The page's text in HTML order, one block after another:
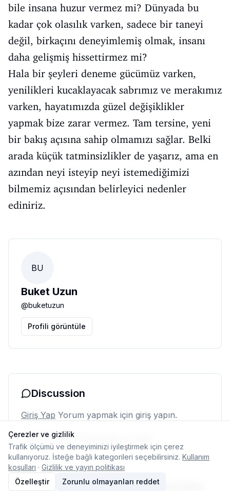
bile insana huzur vermez mi? Dünyada bu
kadar çok olasılık varken, sadece bir taneyi
değil, birkaçını deneyimlemiş olmak, insanı
daha gelişmiş hissettirmez mi?
Hala bir şeyleri deneme gücümüz varken,
yenilikleri kucaklayacak sabrımız ve merakımız
varken, hayatımızda güzel değişiklikler
yapmak bize zarar vermez. Tam tersine, yeni
bir bakış açısına sahip olmamızı sağlar. Belki
arada küçük tatminsizlikler de yaşarız, ama en
azından neyi isteyip neyi istemediğimizi
bilmemiz açısından belirleyici nedenler
ediniriz.
BU
Buket Uzun
@buketuzun
Profili görüntüle
Discussion
Giriş Yap Yorum yapmak için giriş yapın.
Henüz yorum yok. İlk yorumu siz yapın.
© 2026 TypelishAna SayfaEkipİletişimÇerez ayarları
Çerezler ve gizlilik
Trafik ölçümü ve deneyiminizi iyileştirmek için çerez
kullanıyoruz. İsteğe bağlı kategorileri seçebilirsiniz. Kullanım
koşulları · Gizlilik ve yayın politikası
Özelleştir
Zorunlu olmayanları reddet